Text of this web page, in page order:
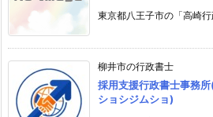
東京都八王子市の「高崎行
柳井市の行政書士
採用支援行政書士事務
ショシジムショ)